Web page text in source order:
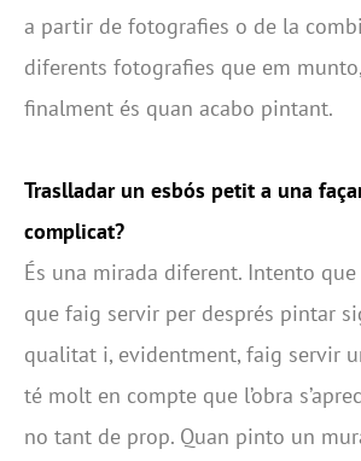
a partir de fotografies o de la
diferents fotografies que em
finalment és quan acabo pintant.
Traslladar un esbós petit a una
complicat?
És una mirada diferent. Intento
que faig servir per després pintar
qualitat i, evidentment, faig servir
té molt en compte que l’obra
no tant de prop. Quan pinto un